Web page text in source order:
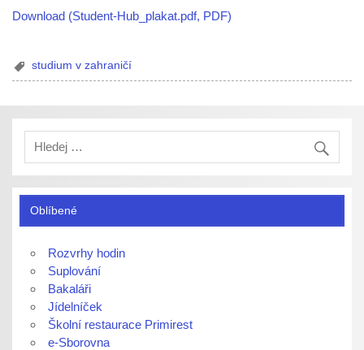
Download (Student-Hub_plakat.pdf, PDF)
studium v zahraničí
Oblíbené
Rozvrhy hodin
Suplování
Bakaláři
Jídelníček
Školní restaurace Primirest
e-Sborovna